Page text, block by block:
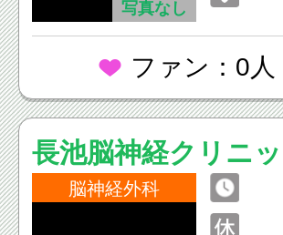
写真なし
ファン：0人
長池脳神経クリニ
脳神経外科